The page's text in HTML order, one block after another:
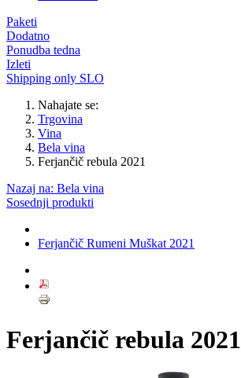
Paketi
Dodatno
Ponudba tedna
Izleti
Shipping only SLO
Nahajate se:
Trgovina
Vina
Bela vina
Ferjančič rebula 2021
Nazaj na: Bela vina
Sosednji produkti
Ferjančič Rumeni Muškat 2021
Ferjančič rebula 2021